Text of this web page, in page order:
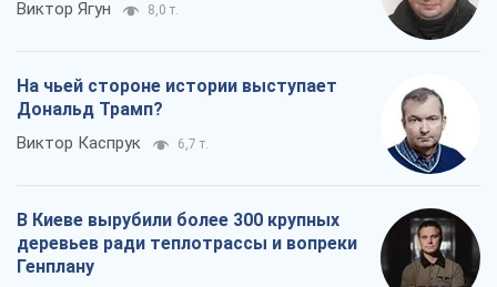
Виктор Ягун 8,0 т.
На чьей стороне истории выступает
Дональд Трамп?
Виктор Каспрук 6,7 т.
В Киеве вырубили более 300 крупных
деревьев ради теплотрассы и вопреки
Генплану